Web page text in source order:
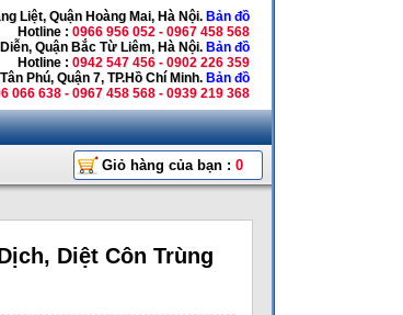
Liệt, Quận Hoàng Mai, Hà Nội. Bản đồ
Hotline : 0966 956 052 - 0967 458 568
Quận Bắc Từ Liêm, Hà Nội. Bản đồ
Hotline : 0942 547 456 - 0902 226 359
Phú, Quận 7, TP.Hồ Chí Minh. Bản đồ
066 638 - 0967 458 568 - 0939 219 368
Giỏ hàng của bạn : 0
Diệt Côn Trùng